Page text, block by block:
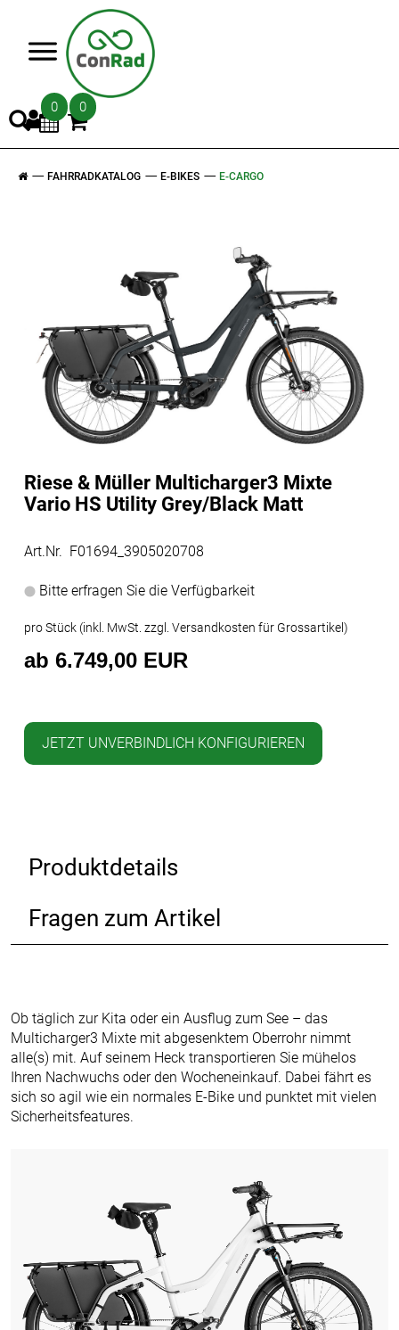
0 0
FAHRRADKATALOG E-BIKES E-CARGO
Riese & Müller Multicharger3 Mixte
Vario HS Utility Grey/Black Matt
Art.Nr. F01694_3905020708
Bitte erfragen Sie die Verfügbarkeit
pro Stück (inkl. MwSt. zzgl. Versandkosten für Grossartikel)
ab 6.749,00 EUR
JETZT UNVERBINDLICH KONFIGURIEREN
Produktdetails
Fragen zum Artikel
Ob täglich zur Kita oder ein Ausflug zum See – das
Multicharger3 Mixte mit abgesenktem Oberrohr nimmt
alle(s) mit. Auf seinem Heck transportieren Sie mühelos
Ihren Nachwuchs oder den Wocheneinkauf. Dabei fährt es
sich so agil wie ein normales E-Bike und punktet mit vielen
Sicherheitsfeatures.